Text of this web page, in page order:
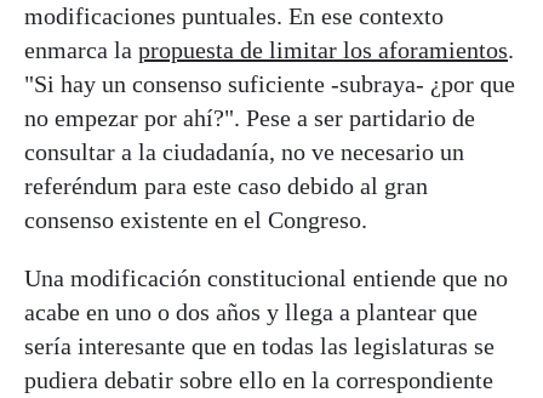
modificaciones puntuales. En ese contexto
enmarca la propuesta de limitar los aforamientos.
"Si hay un consenso suficiente -subraya- ¿por que
no empezar por ahí?". Pese a ser partidario de
consultar a la ciudadanía, no ve necesario un
referéndum para este caso debido al gran
consenso existente en el Congreso.
Una modificación constitucional entiende que no
acabe en uno o dos años y llega a plantear que
sería interesante que en todas las legislaturas se
pudiera debatir sobre ello en la correspondiente